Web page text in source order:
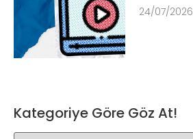
24/07/2026
Kategoriye Göre Göz At!